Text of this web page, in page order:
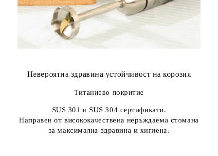
Невероятна здравина устойчивост на корозия
Титаниево покритие
SUS 301 и SUS 304 сертификати.
Направен от висококачествена неръждаема стомана
за максимална здравина и хигиена.